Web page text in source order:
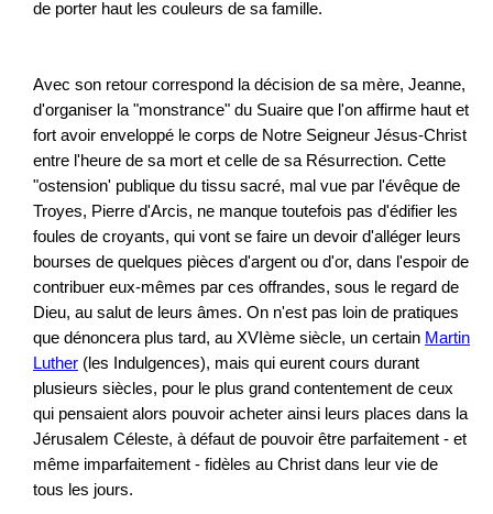
de porter haut les couleurs de sa famille.
Avec son retour correspond la décision de sa mère, Jeanne,
d'organiser la "monstrance" du Suaire que l'on affirme haut et
fort avoir enveloppé le corps de Notre Seigneur Jésus-Christ
entre l'heure de sa mort et celle de sa Résurrection. Cette
"ostension' publique du tissu sacré, mal vue par l'évêque de
Troyes, Pierre d'Arcis, ne manque toutefois pas d'édifier les
foules de croyants, qui vont se faire un devoir d'alléger leurs
bourses de quelques pièces d'argent ou d'or, dans l'espoir de
contribuer eux-mêmes par ces offrandes, sous le regard de
Dieu, au salut de leurs âmes. On n'est pas loin de pratiques
que dénoncera plus tard, au XVIème siècle, un certain Martin
Luther (les Indulgences), mais qui eurent cours durant
plusieurs siècles, pour le plus grand contentement de ceux
qui pensaient alors pouvoir acheter ainsi leurs places dans la
Jérusalem Céleste, à défaut de pouvoir être parfaitement - et
même imparfaitement - fidèles au Christ dans leur vie de
tous les jours.